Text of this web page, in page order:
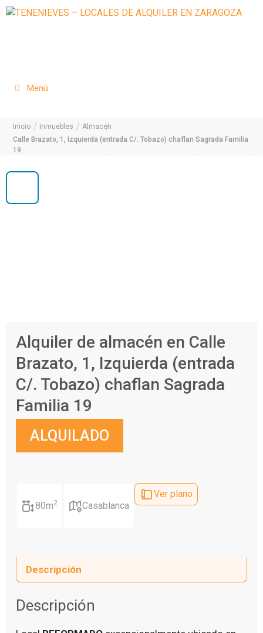
Saltar
Menú
Inicio / Inmuebles / Almacén
/
Calle Brazato, 1, Izquierda (entrada C/. Tobazo) chaflan Sagrada Familia
19
Alquiler de almacén en Calle
Brazato, 1, Izquierda (entrada
C/. Tobazo) chaflan Sagrada
Familia 19
ALQUILADO
80m2 Casablanca
Ver plano
Descripción
Descripción